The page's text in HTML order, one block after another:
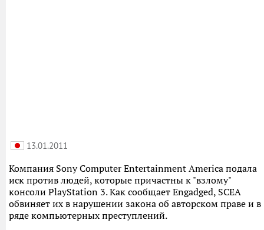
13.01.2011
Компания Sony Computer Entertainment America подала
иск против людей, которые причастны к "взлому"
консоли PlayStation 3. Как сообщает Engadged, SCEA
обвиняет их в нарушении закона об авторском праве и в
ряде компьютерных преступлений.